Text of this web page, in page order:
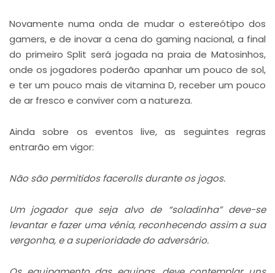
Novamente numa onda de mudar o estereótipo dos
gamers, e de inovar a cena do gaming nacional, a final
do primeiro Split será jogada na praia de Matosinhos,
onde os jogadores poderão apanhar um pouco de sol,
e ter um pouco mais de vitamina D, receber um pouco
de ar fresco e conviver com a natureza.
Ainda sobre os eventos live, as seguintes regras
entrarão em vigor:
Não são permitidos facerolls durante os jogos.
Um jogador que seja alvo de “soladinha” deve-se
levantar e fazer uma vénia, reconhecendo assim a sua
vergonha, e a superioridade do adversário.